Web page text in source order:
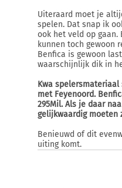
Uiteraard moet je
spelen. Dat snap ik
ook het veld op gaan.
kunnen toch gewoon
Benfica is gewoon
waarschijnlijk dik in
Kwa
met Feyenoord.
295Mil. Als je daar
gelijkwaardig moeten
Benieuwd of dit
uiting komt.